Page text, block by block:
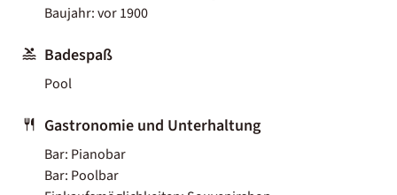
Baujahr: vor 1900
Badespaß
Pool
Gastronomie und Unterhaltung
Bar: Pianobar
Bar: Poolbar